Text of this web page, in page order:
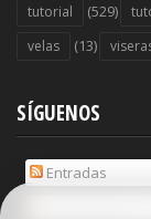
tutorial (529)
velas (13)
SÍGUENOS
Entradas